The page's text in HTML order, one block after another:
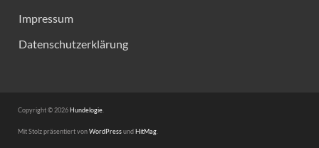
Impressum
Datenschutzerklärung
Copyright © 2026Hundelogie
Mit Stolz präsentiert vonWordPressundHitMag